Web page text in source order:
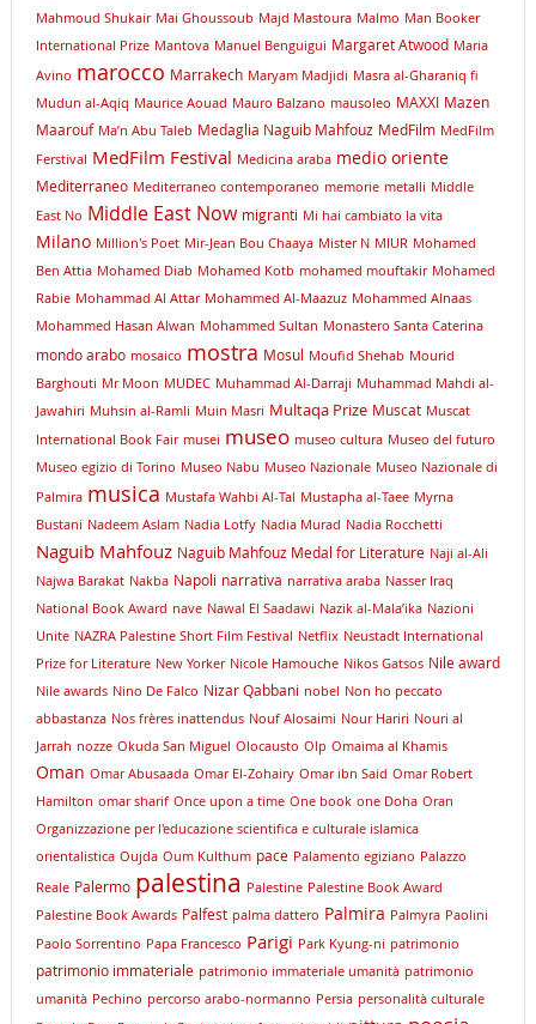
Mahmoud Shukair Mai Ghoussoub Majd Mastoura Malmo Man Booker
International Prize Mantova Manuel Benguigui Margaret Atwood Maria
Avino marocco Marrakech Maryam Madjidi Masra al-Gharaniq fi
Mudun al-Aqiq Maurice Aouad Mauro Balzano mausoleo MAXXI Mazen
Maarouf Ma’n Abu Taleb Medaglia Naguib Mahfouz MedFilm MedFilm
Ferstival MedFilm Festival Medicina araba medio oriente
Mediterraneo Mediterraneo contemporaneo memorie metalli Middle
East No Middle East Now migranti Mi hai cambiato la vita
Milano Million's Poet Mir-Jean Bou Chaaya Mister N MIUR Mohamed
Ben Attia Mohamed Diab Mohamed Kotb mohamed mouftakir Mohamed
Rabie Mohammad Al Attar Mohammed Al-Maazuz Mohammed Alnaas
Mohammed Hasan Alwan Mohammed Sultan Monastero Santa Caterina
mondo arabo mosaico mostra Mosul Moufid Shehab Mourid
Barghouti Mr Moon MUDEC Muhammad Al-Darraji Muhammad Mahdi al-
Jawahiri Muhsin al-Ramli Muin Masri Multaqa Prize Muscat Muscat
International Book Fair musei museo museo cultura Museo del futuro
Museo egizio di Torino Museo Nabu Museo Nazionale Museo Nazionale di
Palmira musica Mustafa Wahbi Al-Tal Mustapha al-Taee Myrna
Bustani Nadeem Aslam Nadia Lotfy Nadia Murad Nadia Rocchetti
Naguib Mahfouz Naguib Mahfouz Medal for Literature Naji al-Ali
Najwa Barakat Nakba Napoli narrativa narrativa araba Nasser Iraq
National Book Award nave Nawal El Saadawi Nazik al-Mala’ika Nazioni
Unite NAZRA Palestine Short Film Festival Netflix Neustadt International
Prize for Literature New Yorker Nicole Hamouche Nikos Gatsos Nile award
Nile awards Nino De Falco Nizar Qabbani nobel Non ho peccato
abbastanza Nos frères inattendus Nouf Alosaimi Nour Hariri Nouri al
Jarrah nozze Okuda San Miguel Olocausto Olp Omaima al Khamis
Oman Omar Abusaada Omar El-Zohairy Omar ibn Said Omar Robert
Hamilton omar sharif Once upon a time One book one Doha Oran
Organizzazione per l'educazione scientifica e culturale islamica
orientalistica Oujda Oum Kulthum pace Palamento egiziano Palazzo
Reale Palermo palestina Palestine Palestine Book Award
Palestine Book Awards Palfest palma dattero Palmira Palmyra Paolini
Paolo Sorrentino Papa Francesco Parigi Park Kyung-ni patrimonio
patrimonio immateriale patrimonio immateriale umanità patrimonio
umanità Pechino percorso arabo-normanno Persia personalità culturale